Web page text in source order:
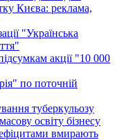
Києва: реклама,
"Українська
акції "10 000
по поточній
туберкульозу
освіту бізнесу
вмирають